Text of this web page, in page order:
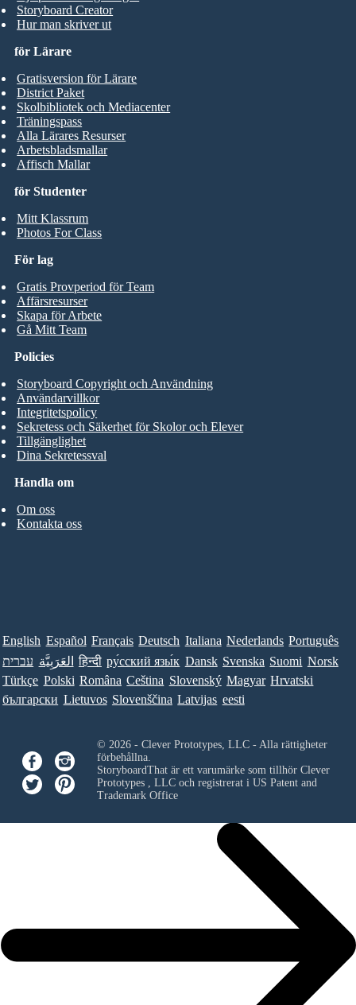
Storyboard Creator
Hur man skriver ut
för Studenter
Mitt Klassrum
Photos For Class
för Lärare
Gratisversion för Lärare
District Paket
Skolbibliotek och Mediacenter
Träningspass
Alla Lärares Resurser
Arbetsbladsmallar
Affisch Mallar
För lag
Gratis Provperiod för Team
Affärsresurser
Skapa för Arbete
Gå Mitt Team
Handla om
Om oss
Kontakta oss
Policies
Storyboard Copyright och Användning
Användarvillkor
Integritetspolicy
Sekretess och Säkerhet för Skolor och Elever
Tillgänglighet
Dina Sekretessval
English Español Français Deutsch Italiana Nederlands Português
עברית العَرَبِيَّة हिन्दी ру́сский язы́к Dansk Svenska Suomi Norsk
Türkçe Polski Româna Ceština Slovenský Magyar Hrvatski
български Lietuvos Slovenščina Latvijas eesti
© 2026 - Clever Prototypes, LLC - Alla rättigheter
förbehållna.
StoryboardThat är ett varumärke som tillhör Clever
Prototypes , LLCoch registrerat i US Patent and
Trademark Office